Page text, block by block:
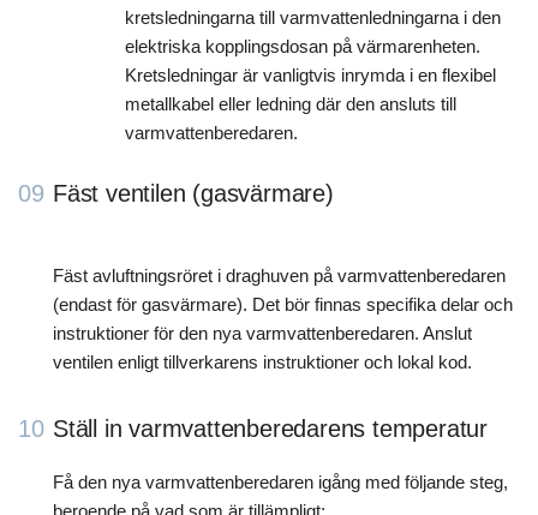
kretsledningarna till varmvattenledningarna i den
elektriska kopplingsdosan på värmarenheten.
Kretsledningar är vanligtvis inrymda i en flexibel
metallkabel eller ledning där den ansluts till
varmvattenberedaren.
09 Fäst ventilen (gasvärmare)
Fäst avluftningsröret i draghuven på varmvattenberedaren
(endast för gasvärmare). Det bör finnas specifika delar och
instruktioner för den nya varmvattenberedaren. Anslut
ventilen enligt tillverkarens instruktioner och lokal kod.
10 Ställ in varmvattenberedarens temperatur
Få den nya varmvattenberedaren igång med följande steg,
beroende på vad som är tillämpligt: